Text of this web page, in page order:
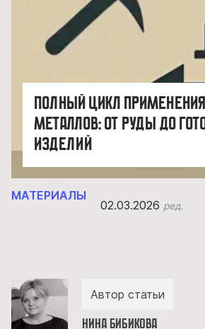
Полный цикл
металлов: от руды до
изделий
МАТЕРИАЛЫ
02.03.2026 ред.
Автор статьи
Нина Бибикова